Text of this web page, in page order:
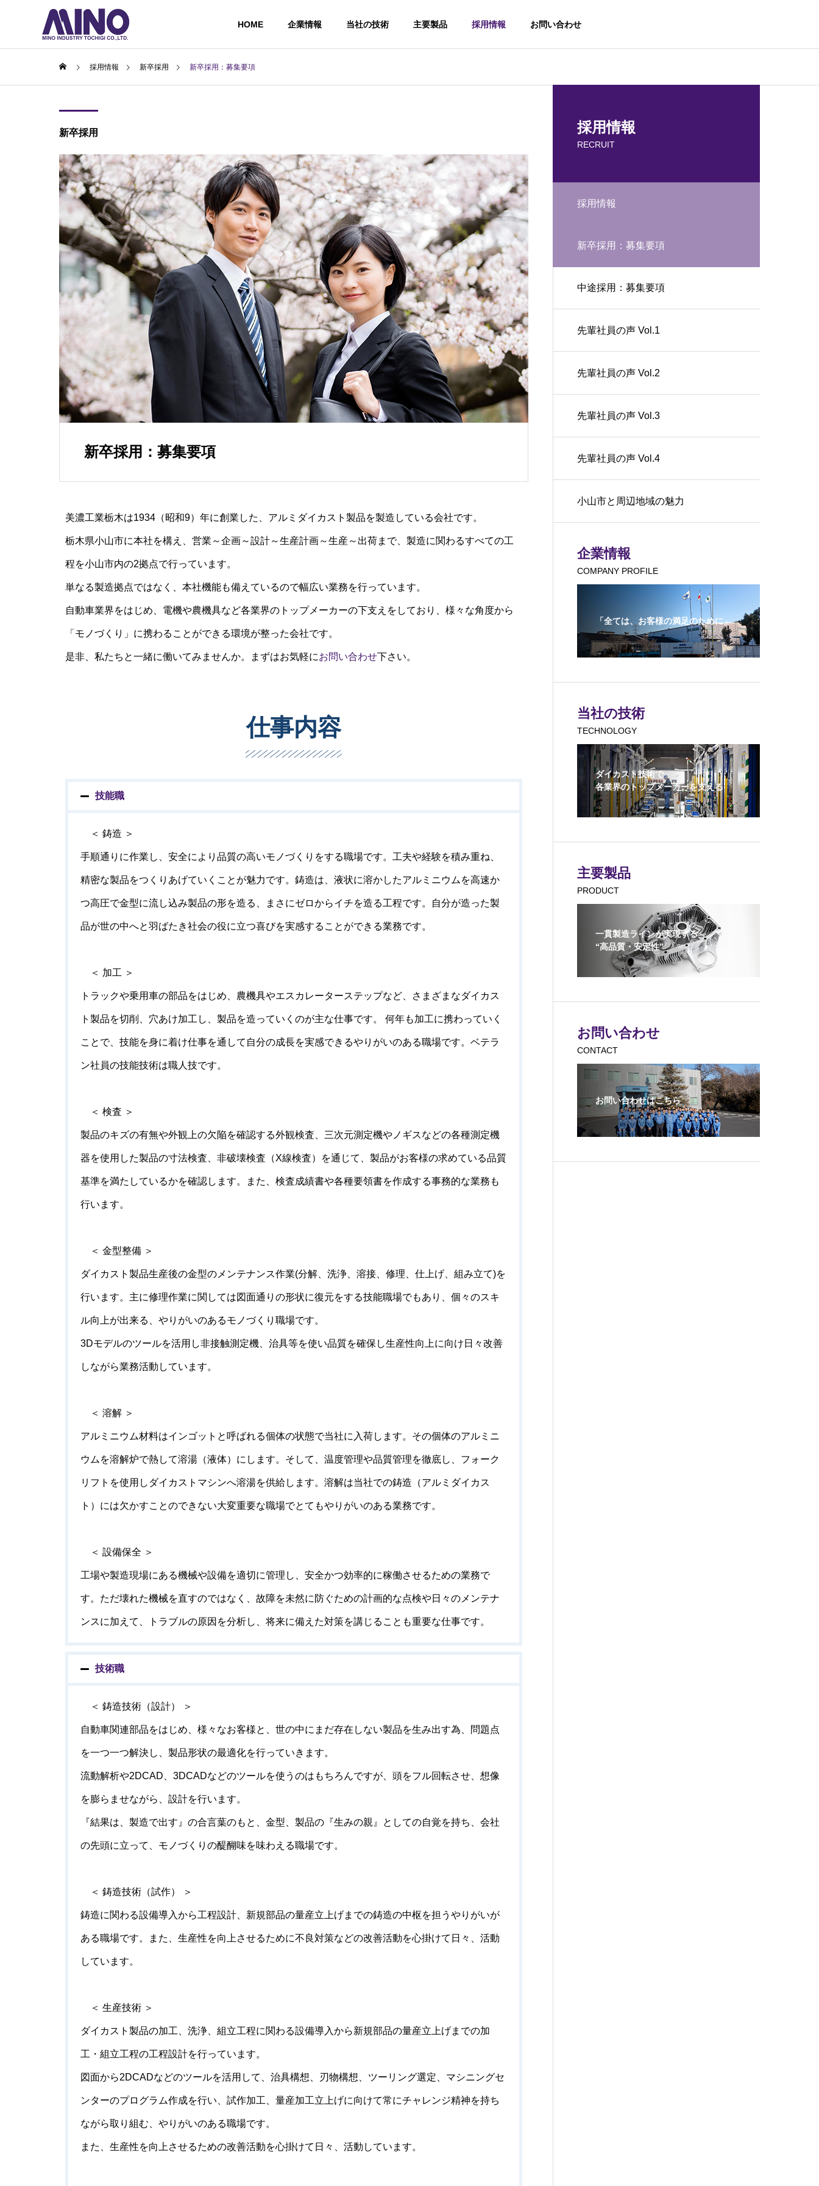
HOME 企業情報 当社の技術 主要製品 採用情報 お問い合わせ
採用情報 新卒採用 新卒採用：募集要項
新卒採用
新卒採用：募集要項
美濃工業栃木は1934（昭和9）年に創業した、アルミダイカスト製品を製造している会社です。
栃木県小山市に本社を構え、営業～企画～設計～生産計画～生産～出荷まで、製造に関わるすべての工
程を小山市内の2拠点で行っています。
単なる製造拠点ではなく、本社機能も備えているので幅広い業務を行っています。
自動車業界をはじめ、電機や農機具など各業界のトップメーカーの下支えをしており、様々な角度から
「モノづくり」に携わることができる環境が整った会社です。
是非、私たちと一緒に働いてみませんか。まずはお気軽にお問い合わせ下さい。
仕事内容
技能職
＜ 鋳造 ＞
手順通りに作業し、安全により品質の高いモノづくりをする職場です。工夫や経験を積み重ね、
精密な製品をつくりあげていくことが魅力です。鋳造は、液状に溶かしたアルミニウムを高速か
つ高圧で金型に流し込み製品の形を造る、まさにゼロからイチを造る工程です。自分が造った製
品が世の中へと羽ばたき社会の役に立つ喜びを実感することができる業務です。
＜ 加工 ＞
トラックや乗用車の部品をはじめ、農機具やエスカレーターステップなど、さまざまなダイカス
ト製品を切削、穴あけ加工し、製品を造っていくのが主な仕事です。 何年も加工に携わっていく
ことで、技能を身に着け仕事を通して自分の成長を実感できるやりがいのある職場です。ベテラ
ン社員の技能技術は職人技です。
＜ 検査 ＞
製品のキズの有無や外観上の欠陥を確認する外観検査、三次元測定機やノギスなどの各種測定機
器を使用した製品の寸法検査、非破壊検査（X線検査）を通じて、製品がお客様の求めている品質
基準を満たしているかを確認します。また、検査成績書や各種要領書を作成する事務的な業務も
行います。
＜ 金型整備 ＞
ダイカスト製品生産後の金型のメンテナンス作業(分解、洗浄、溶接、修理、仕上げ、組み立て)を
行います。主に修理作業に関しては図面通りの形状に復元をする技能職場でもあり、個々のスキ
ル向上が出来る、やりがいのあるモノづくり職場です。
3Dモデルのツールを活用し非接触測定機、治具等を使い品質を確保し生産性向上に向け日々改善
しながら業務活動しています。
＜ 溶解 ＞
アルミニウム材料はインゴットと呼ばれる個体の状態で当社に入荷します。その個体のアルミニ
ウムを溶解炉で熱して溶湯（液体）にします。そして、温度管理や品質管理を徹底し、フォーク
リフトを使用しダイカストマシンへ溶湯を供給します。溶解は当社での鋳造（アルミダイカス
ト）には欠かすことのできない大変重要な職場でとてもやりがいのある業務です。
＜ 設備保全 ＞
工場や製造現場にある機械や設備を適切に管理し、安全かつ効率的に稼働させるための業務で
す。ただ壊れた機械を直すのではなく、故障を未然に防ぐための計画的な点検や日々のメンテナ
ンスに加えて、トラブルの原因を分析し、将来に備えた対策を講じることも重要な仕事です。
技術職
＜ 鋳造技術（設計） ＞
自動車関連部品をはじめ、様々なお客様と、世の中にまだ存在しない製品を生み出す為、問題点
を一つ一つ解決し、製品形状の最適化を行っていきます。
流動解析や2DCAD 3DCADなどのツールを使うのはもちろんですが、頭をフル回転させ、想像
を膨らませながら、設計を行います。
『結果は、製造で出す』の合言葉のもと、金型、製品の『生みの親』としての自覚を持ち、会社
の先頭に立って、モノづくりの醍醐味を味わえる職場です。
＜ 鋳造技術（試作） ＞
鋳造に関わる設備導入から工程設計、新規部品の量産立上げまでの鋳造の中枢を担うやりがいが
ある職場です。また、生産性を向上させるために不良対策などの改善活動を心掛けて日々、活動
しています。
＜ 生産技術 ＞
ダイカスト製品の加工、洗浄、組立工程に関わる設備導入から新規部品の量産立上げまでの加
工・組立工程の工程設計を行っています。
図面から2DCADなどのツールを活用して、治具構想、刃物構想、ツーリング選定、マシニングセ
ンターのプログラム作成を行い、試作加工、量産加工立上げに向けて常にチャレンジ精神を持ち
ながら取り組む、やりがいのある職場です。
また、生産性を向上させるための改善活動を心掛けて日々、活動しています。
採用情報
RECRUIT
採用情報
新卒採用：募集要項
中途採用：募集要項
先輩社員の声 Vol.1
先輩社員の声 Vol.2
先輩社員の声 Vol.3
先輩社員の声 Vol.4
小山市と周辺地域の魅力
企業情報
COMPANY PROFILE
「全ては、お客様の満足のために」
当社の技術
TECHNOLOGY
ダイカスト技術で
各業界のトップメーカーを支える
主要製品
PRODUCT
一貫製造ラインが実現する
“高品質・安定性”
お問い合わせ
CONTACT
お問い合わせはこちら